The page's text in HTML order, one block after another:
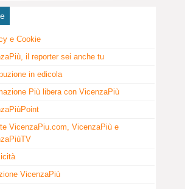
e Cookie
il reporter sei anche tu
in edicola
Più libera con VicenzaPiù
VicenzaPiu.com, VicenzaPiù e
VicenzaPiù